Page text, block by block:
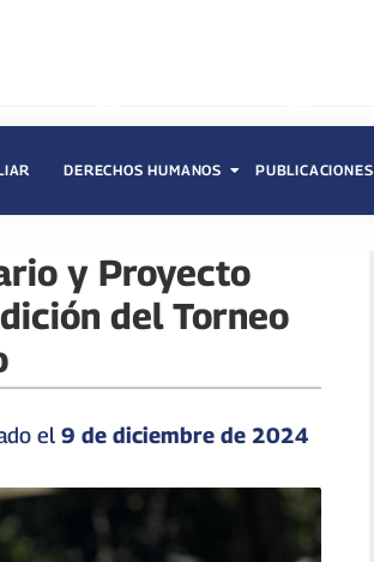
DERECHOS HUMANOS PUBLICACIONES
y Proyecto
del Torneo
el 9 de diciembre de 2024